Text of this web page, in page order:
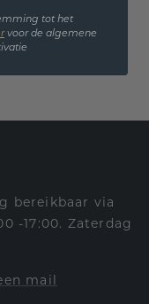
bereikbaar via
-17:00. Zaterdag
mail
tot het
rvoor de algemene